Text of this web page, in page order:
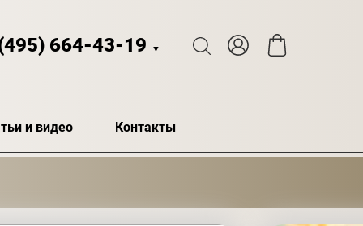
664-43-19 ▼
и видео Контакты